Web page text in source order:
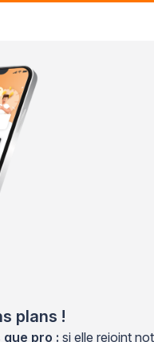
plans !
pro : si elle rejoint